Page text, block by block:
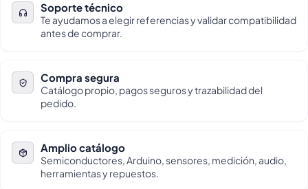
Soporte técnico
Te ayudamos a elegir referencias y validar compatibilidad
antes de comprar.
Compra segura
Catálogo propio, pagos seguros y trazabilidad del
pedido.
Amplio catálogo
Semiconductores, Arduino, sensores, medición, audio,
herramientas y repuestos.